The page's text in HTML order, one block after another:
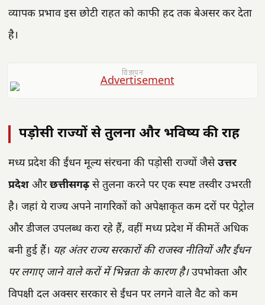
व्यापक प्रभाव इस छोटी राहत को काफी हद तक बेअसर कर देता
है।
विज्ञापन
पड़ोसी राज्यों से तुलना और भविष्य की राह
मध्य प्रदेश की ईंधन मूल्य संरचना की पड़ोसी राज्यों जैसेउत्तर
प्रदेश औरछत्तीसगढ़ से तुलना करने पर एक स्पष्ट तस्वीर उभरती
है। जहां ये राज्य अपने नागरिकों को अपेक्षाकृत कम दरों पर पेट्रोल
और डीजल उपलब्ध करा रहे हैं, वहीं मध्य प्रदेश में कीमतें अधिक
बनी हुई हैं। यह अंतर राज्य सरकारों की राजस्व नीतियों और ईंधन
पर लगाए जाने वाले करों में भिन्नता के कारण है।उपभोक्ता और
विपक्षी दल अक्सर सरकार से ईंधन पर लगने वाले वैट को कम